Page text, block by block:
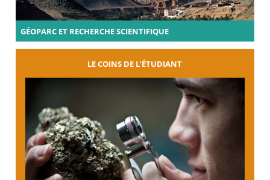
GÉOPARC ET RECHERCHE SCIENTIFIQUE
LE COINS DE L’ÉTUDIANT